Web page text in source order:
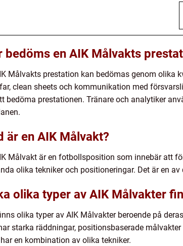
bedöms en AIK Målvakts
Målvakts prestation kan bedömas genom olika
clean sheets och kommunikation med
bedöma prestationen. Tränare och analytiker
är en AIK Målvakt?
Målvakt är en fotbollsposition som innebär att
olika tekniker och positioneringar. Det är en
olika typer av AIK Målvakter
olika typer av AIK Målvakter beroende på
starka räddningar, positionsbaserade
en kombination av olika tekniker.